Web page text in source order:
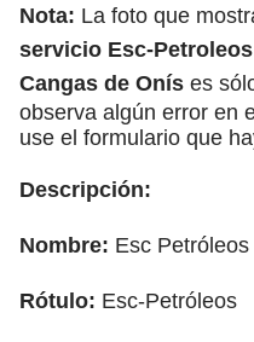
Nota: La foto que
servicio Esc-
Cangas de Onís es
observa algún error en
use el formulario que
Descripción:
Nombre: Esc Petróleos
Rótulo: Esc-Petróleos